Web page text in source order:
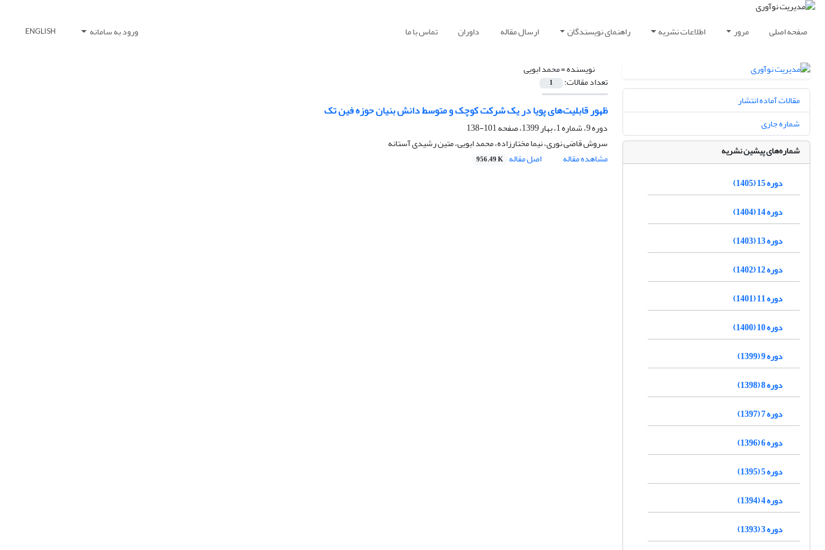
صفحه اصلی مرور اطلاعات نشریه راهنمای نویسندگان ارسال مقاله داوران تماس با ما ورود به سامانه ENGLISH
نویسنده =محمد ابویی
تعداد مقالات: 1
ظهور قابلیت‌های پویا در یک شرکت کوچک و متوسط دانش بنیان حوزه فین تک
دوره 9، شماره 1، بهار 1399، صفحه
101-138
سروش قاضی نوری، نیما مختارزاده، محمد ابویی، متین رشیدی آستانه
مشاهده مقاله
اصل مقاله 956.49 K
مقالات آماده انتشار
شماره جاری
شماره‌های پیشین نشریه
دوره 15 (1405)
دوره 14 (1404)
دوره 13 (1403)
دوره 12 (1402)
دوره 11 (1401)
دوره 10 (1400)
دوره 9 (1399)
دوره 8 (1398)
دوره 7 (1397)
دوره 6 (1396)
دوره 5 (1395)
دوره 4 (1394)
دوره 3 (1393)